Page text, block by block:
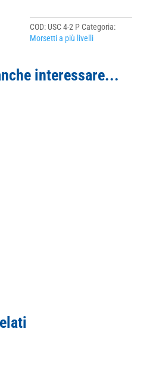
COD: USC 4-2 P Categoria:
Morsetti a più livelli
interessare...